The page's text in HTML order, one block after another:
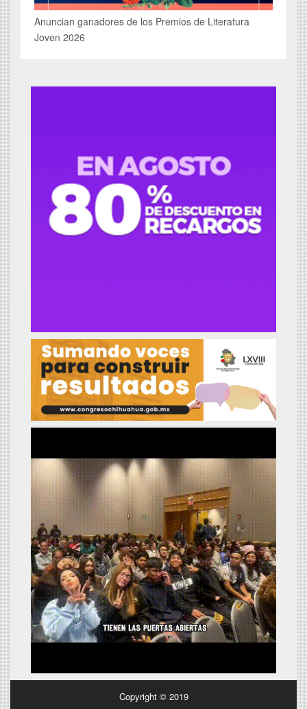
Anuncian ganadores de los Premios de Literatura
Joven 2026
Copyright © 2019